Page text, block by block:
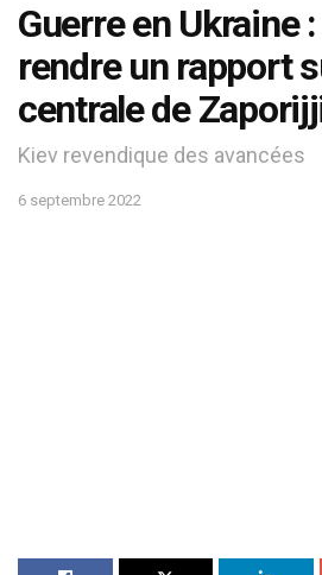
Guerre en Ukraine :
rendre un rapport
centrale de
Kiev revendique des avancées
6 septembre 2022